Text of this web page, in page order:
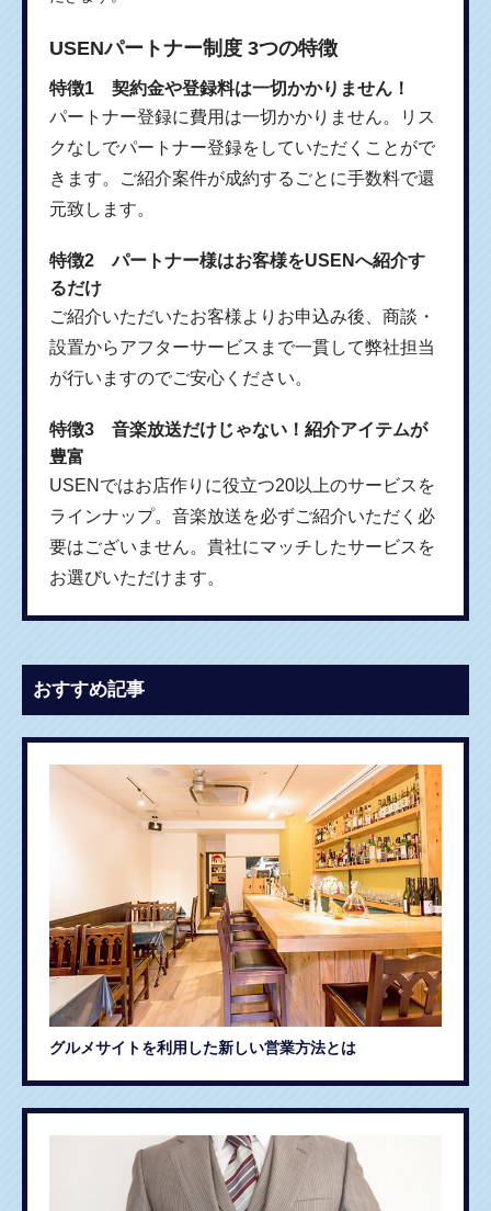
USENパートナー制度 3つの特徴
特徴1 契約金や登録料は一切かかりません！
パートナー登録に費用は一切かかりません。リス
クなしでパートナー登録をしていただくことがで
きます。ご紹介案件が成約するごとに手数料で還
元致します。
特徴2 パートナー様はお客様をUSENへ紹介す
るだけ
ご紹介いただいたお客様よりお申込み後、商談・
設置からアフターサービスまで一貫して弊社担当
が行いますのでご安心ください。
特徴3 音楽放送だけじゃない！紹介アイテムが
豊富
USENではお店作りに役立つ20以上のサービスを
ラインナップ。音楽放送を必ずご紹介いただく必
要はございません。貴社にマッチしたサービスを
お選びいただけます。
おすすめ記事
グルメサイトを利用した新しい営業方法とは